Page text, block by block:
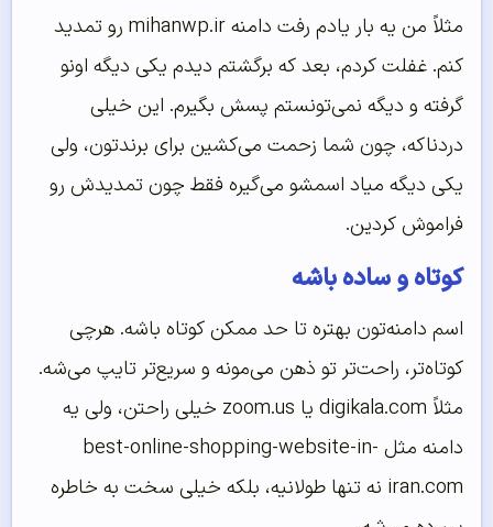
مثلاً من یه بار یادم رفت دامنه mihanwp.ir رو تمدید
کنم. غفلت کردم، بعد که برگشتم دیدم یکی دیگه اونو
گرفته و دیگه نمی‌تونستم پسش بگیرم. این خیلی
دردناکه، چون شما زحمت می‌کشین برای برندتون، ولی
یکی دیگه میاد اسمشو می‌گیره فقط چون تمدیدش رو
فراموش کردین.
کوتاه و ساده باشه
اسم دامنه‌تون بهتره تا حد ممکن کوتاه باشه. هرچی
کوتاه‌تر، راحت‌تر تو ذهن می‌مونه و سریع‌تر تایپ می‌شه.
مثلاً digikala.com یا zoom.us خیلی راحتن، ولی یه
دامنه مثل best-online-shopping-website-in-
iran.com نه تنها طولانیه، بلکه خیلی سخت به خاطره